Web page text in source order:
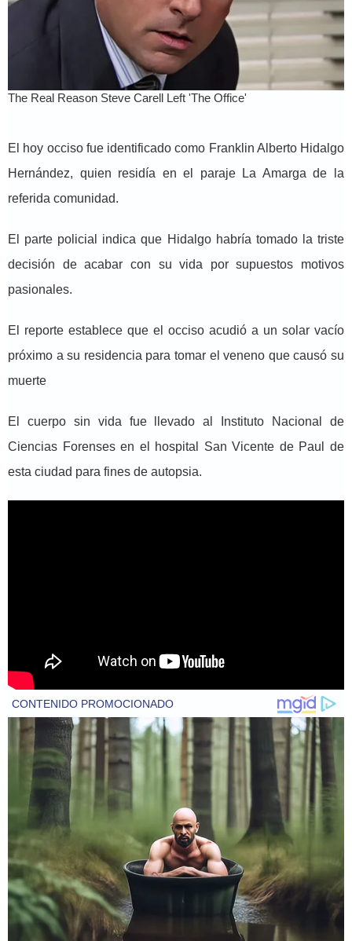
El hoy occiso fue identificado como Franklin Alberto Hidalgo
Hernández, quien residía en el paraje La Amarga de la
referida comunidad.
El parte policial indica que Hidalgo habría tomado la triste
decisión de acabar con su vida por supuestos motivos
pasionales.
El reporte establece que el occiso acudió a un solar vacío
próximo a su residencia para tomar el veneno que causó su
muerte
El cuerpo sin vida fue llevado al Instituto Nacional de
Ciencias Forenses en el hospital San Vicente de Paul de
esta ciudad para fines de autopsia.